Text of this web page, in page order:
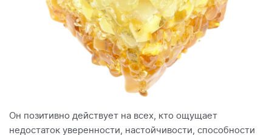
Он позитивно действует на всех, кто ощущает
недостаток уверенности, настойчивости, способности